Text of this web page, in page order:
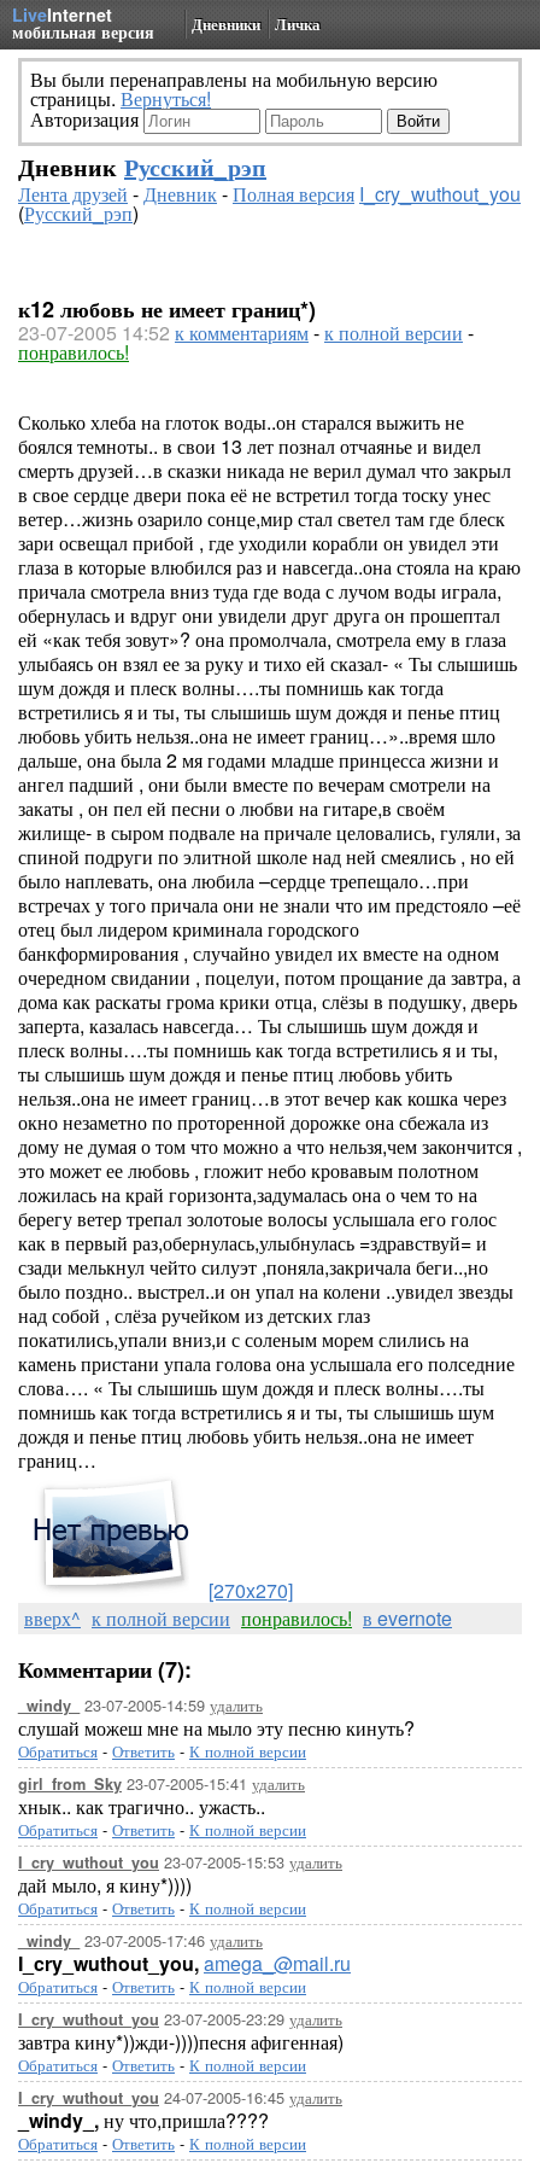
LiveInternet
мобильная версия Дневники Личка
Вы были перенаправлены на мобильную версию
страницы. Вернуться!
Авторизация
Дневник Русский_рэп
Лента друзей -Дневник-Полная версия I_cry_wuthout_you
(Русский_рэп)
к12 любовь не имеет границ*)
23-07-2005 14:52 к комментариям-к полной версии -
понравилось!
Сколько хлеба на глоток воды..он старался выжить не
боялся темноты.. в свои 13 лет познал отчаянье и видел
смерть друзей…в сказки никада не верил думал что закрыл
в свое сердце двери пока её не встретил тогда тоску унес
ветер…жизнь озарило сонце,мир стал светел там где блеск
зари освещал прибой , где уходили корабли он увидел эти
глаза в которые влюбился раз и навсегда..она стояла на краю
причала смотрела вниз туда где вода с лучом воды играла,
обернулась и вдруг они увидели друг друга он прошептал
ей «как тебя зовут»? она промолчала, смотрела ему в глаза
улыбаясь он взял ее за руку и тихо ей сказал- « Ты слышишь
шум дождя и плеск волны….ты помнишь как тогда
встретились я и ты, ты слышишь шум дождя и пенье птиц
любовь убить нельзя..она не имеет границ…»..время шло
дальше, она была 2 мя годами младше принцесса жизни и
ангел падший , они были вместе по вечерам смотрели на
закаты , он пел ей песни о любви на гитаре,в своём
жилище- в сыром подвале на причале целовались, гуляли, за
спиной подруги по элитной школе над ней смеялись , но ей
было наплевать, она любила –сердце трепещало…при
встречах у того причала они не знали что им предстояло –её
отец был лидером криминала городского
банкформирования , случайно увидел их вместе на одном
очередном свидании , поцелуи, потом прощание да завтра, а
дома как раскаты грома крики отца, слёзы в подушку, дверь
заперта, казалась навсегда… Ты слышишь шум дождя и
плеск волны….ты помнишь как тогда встретились я и ты,
ты слышишь шум дождя и пенье птиц любовь убить
нельзя..она не имеет границ…в этот вечер как кошка через
окно незаметно по проторенной дорожке она сбежала из
дому не думая о том что можно а что нельзя,чем закончится ,
это может ее любовь , гложит небо кровавым полотном
ложилась на край горизонта,задумалась она о чем то на
берегу ветер трепал золотоые волосы услышала его голос
как в первый раз,обернулась,улыбнулась =здравствуй= и
сзади мелькнул чейто силуэт ,поняла,закричала беги..,но
было поздно.. выстрел..и он упал на колени ..увидел звезды
над собой , слёза ручейком из детских глаз
покатились,упали вниз,и с соленым морем слились на
камень пристани упала голова она услышала его полседние
слова…. « Ты слышишь шум дождя и плеск волны….ты
помнишь как тогда встретились я и ты, ты слышишь шум
дождя и пенье птиц любовь убить нельзя..она не имеет
границ…
[270x270]
вверх^ к полной версии понравилось! в evernote
Комментарии (7):
_windy_ 23-07-2005-14:59 удалить
слушай можеш мне на мыло эту песню кинуть?
Обратиться - Ответить - К полной версии
girl_from_Sky 23-07-2005-15:41 удалить
хнык.. как трагично.. ужасть..
Обратиться - Ответить - К полной версии
I_cry_wuthout_you 23-07-2005-15:53 удалить
дай мыло, я кину*))))
Обратиться - Ответить - К полной версии
_windy_ 23-07-2005-17:46 удалить
I_cry_wuthout_you,amega_@mail.ru
Обратиться - Ответить - К полной версии
I_cry_wuthout_you 23-07-2005-23:29 удалить
завтра кину*))жди-))))песня афигенная)
Обратиться - Ответить - К полной версии
I_cry_wuthout_you 24-07-2005-16:45 удалить
_windy_,ну что,пришла????
Обратиться - Ответить - К полной версии